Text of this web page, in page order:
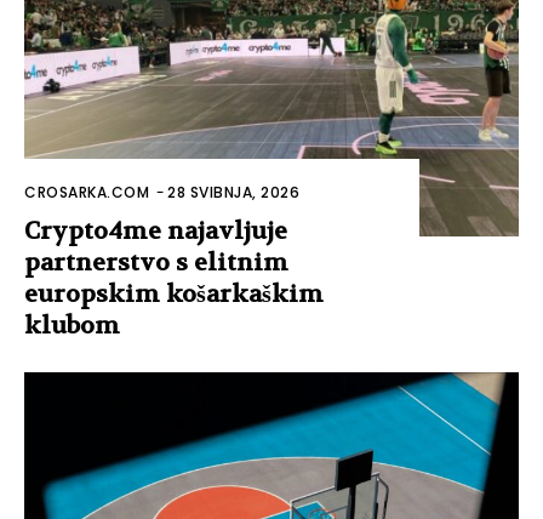
CROSARKA.COM -28 SVIBNJA, 2026
Crypto4me najavljuje
partnerstvo s elitnim
europskim košarkaškim
klubom